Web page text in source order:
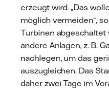
erzeugt wird. „Das
möglich vermeiden“,
Turbinen abgeschaltet
andere Anlagen, z. B.
nachlegen, um das
auszugleichen. Das
daher zwei Tage im